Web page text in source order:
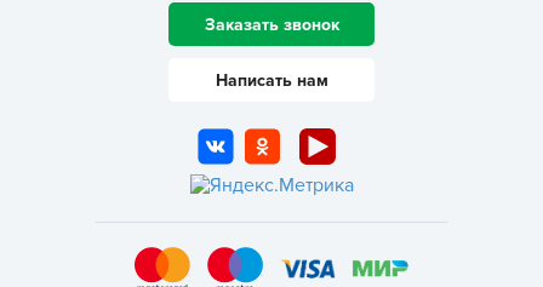
Заказать звонок
Написать нам